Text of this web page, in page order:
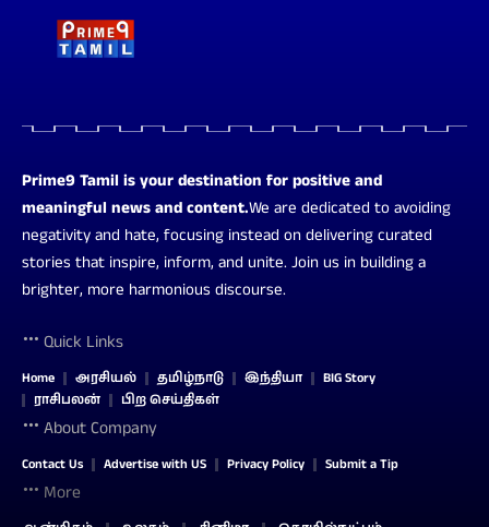
Prime9 Tamil is your destination for positive and
meaningful news and content.We are dedicated to avoiding
negativity and hate, focusing instead on delivering curated
stories that inspire, inform, and unite. Join us in building a
brighter, more harmonious discourse.
Quick Links
Home அரசியல் தமிழ்நாடு இந்தியா
BIG Story
ராசிபலன்
பிற செய்திகள்
About Company
Contact Us Advertise with US Privacy Policy Submit a Tip
More